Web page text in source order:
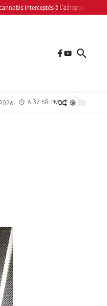
à l’aéroport de Hahaya
6:37:59 PM